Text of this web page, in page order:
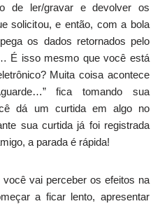
de ler/gravar e devolver os
solicitou, e então, com a bola
os dados retornados pelo
É isso mesmo que você está
Muita coisa acontece
fica tomando sua
dá um curtida em algo no
sua curtida já foi registrada
a parada é rápida!
vai perceber os efeitos na
a ficar lento, apresentar